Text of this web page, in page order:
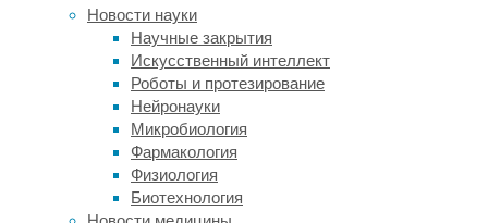
Новости науки
Научные закрытия
Искусственный интеллект
Роботы и протезирование
Нейронауки
Микробиология
Фармакология
Физиология
Биотехнология
как
бы
они
поступили,
письменно
(вынести
моральное
суждение,
как
называли